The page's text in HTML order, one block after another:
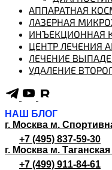
АППАРАТНАЯ
ЛАЗЕРНАЯ
ИНЪЕКЦИОННАЯ
ЦЕНТР ЛЕЧЕНИЯ
ЛЕЧЕНИЕ
УДАЛЕНИЕ
НАШ БЛОГ
г. Москва м.
+7 (495) 837-59-30
г. Москва м. Таганская
+7 (499) 911-84-61